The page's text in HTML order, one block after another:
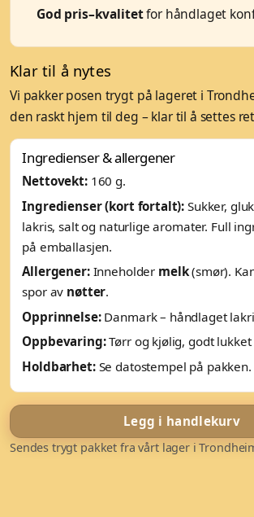
God pris–kvalitetfor håndlaget
Klar til å nytes
Vi pakker posen trygt på lageret i
den raskt hjem til deg – klar til å settes
Ingredienser & allergener
Nettovekt:160 g.
Ingredienser (kort fortalt): Sukker,
lakris, salt og naturlige aromater. Full
på emballasjen.
Allergener:Inneholder melk(smør).
spor av nøtter.
Opprinnelse:Danmark – håndlaget
Oppbevaring:Tørr og kjølig, godt lukket
Holdbarhet:Se datostempel på pakken.
Legg i handlekurv
Sendes trygt pakket fra vårt lager i